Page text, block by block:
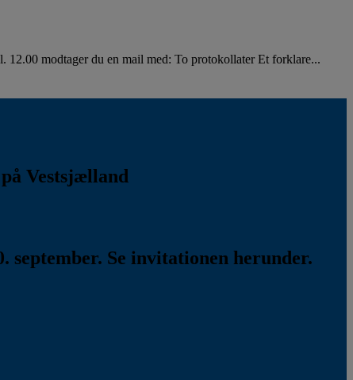
modtager du en mail med: To protokollater Et forklare...
Vestsjælland
Se invitationen herunder.